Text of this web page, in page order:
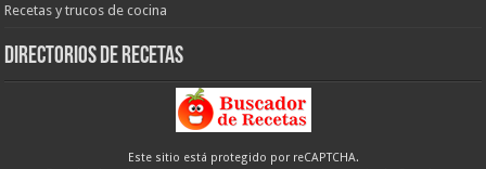
Recetas y trucos de cocina
Directorios de recetas
Este sitio está protegido por reCAPTCHA.